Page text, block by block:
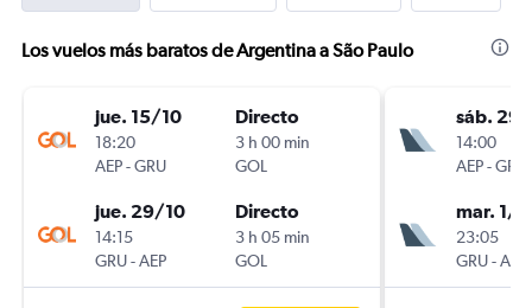
Los vuelos más baratos de Argentina a São Paulo
jue. 15/10
18:20
AEP-GRU
Directo
3 h 00 min
GOL
jue. 29/10
14:15
GRU-AEP
Directo
3 h 05 min
GOL
sáb.
14:00
AEP-GRU
mar. 1/9
23:05
GRU-AEP